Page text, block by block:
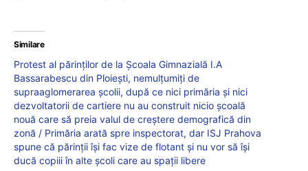
Similare
Protest al părinților de la Școala Gimnazială I.A
Bassarabescu din Ploiești, nemulțumiți de
supraaglomerarea școlii, după ce nici primăria și nici
dezvoltatorii de cartiere nu au construit nicio școală
nouă care să preia valul de creștere demografică din
zonă / Primăria arată spre inspectorat, dar ISJ Prahova
spune că părinții își fac vize de flotant și nu vor să își
ducă copiii în alte școli care au spații libere